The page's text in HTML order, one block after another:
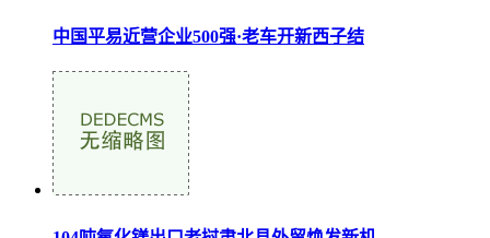
中国平易近营企业500强·老车开新西子结